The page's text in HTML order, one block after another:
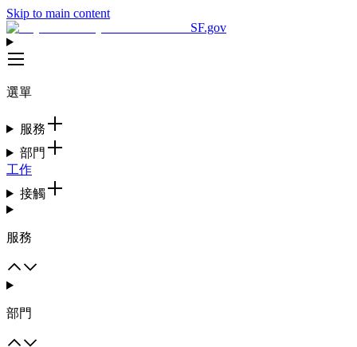
Skip to main content
SF.gov
選單
服務
部門
工作
接觸
服務
部門